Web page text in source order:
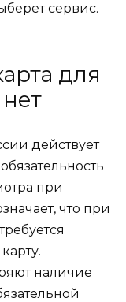
сервис.
для
действует
при
что при
наличие